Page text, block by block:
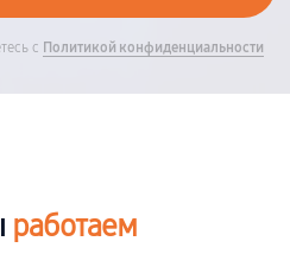
с Политикой конфиденциальности
работаем